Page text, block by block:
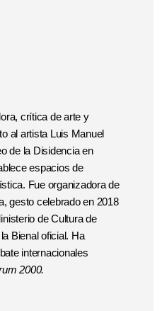
crítica de arte y
al artista Luis Manuel
de la Disidencia en
espacios de
Fue organizadora de
gesto celebrado en 2018
de Cultura de
Bienal oficial. Ha
internacionales
2000.